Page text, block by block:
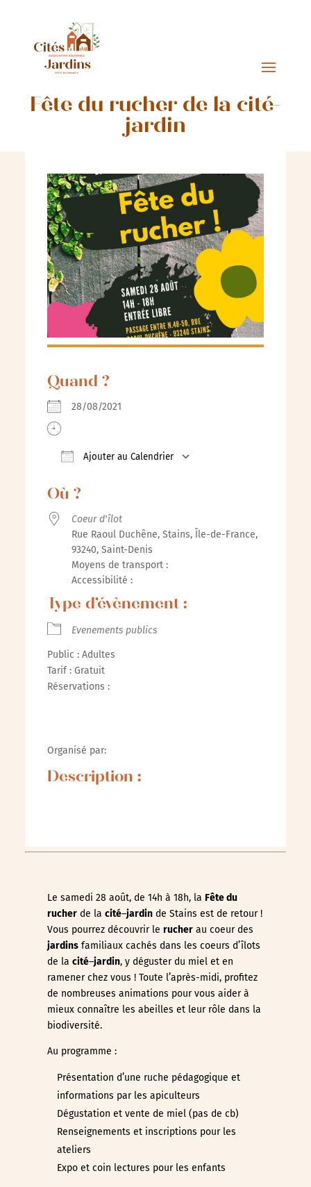
Fête du rucher de la cité-
jardin
Quand ?
28/08/2021
Ajouter au Calendrier
Où ?
Coeur d'îlot
Rue Raoul Duchêne, Stains, Île-de-France,
93240, Saint-Denis
Moyens de transport :
Accessibilité :
Type d’évènement :
Evenements publics
Public : Adultes
Tarif : Gratuit
Réservations :
Organisé par:
Description :
Le samedi 28 août, de 14h à 18h, la Fête du
rucherde la cité–jardinde Stains est de retour !
Vous pourrez découvrir le rucherau coeur des
jardinsfamiliaux cachés dans les coeurs d’îlots
de la cité–jardin, y déguster du miel et en
ramener chez vous ! Toute l’après-midi, profitez
de nombreuses animations pour vous aider à
mieux connaître les abeilles et leur rôle dans la
biodiversité.
Au programme :
Présentation d’une ruche pédagogique et
informations par les apiculteurs
Dégustation et vente de miel (pas de cb)
Renseignements et inscriptions pour les
ateliers
Expo et coin lectures pour les enfants